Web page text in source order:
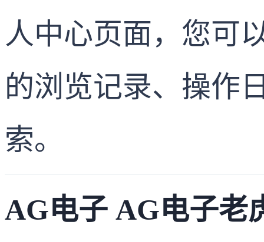
人中心页面，您可
的浏览记录、操作
索。
AG电子 AG电子老